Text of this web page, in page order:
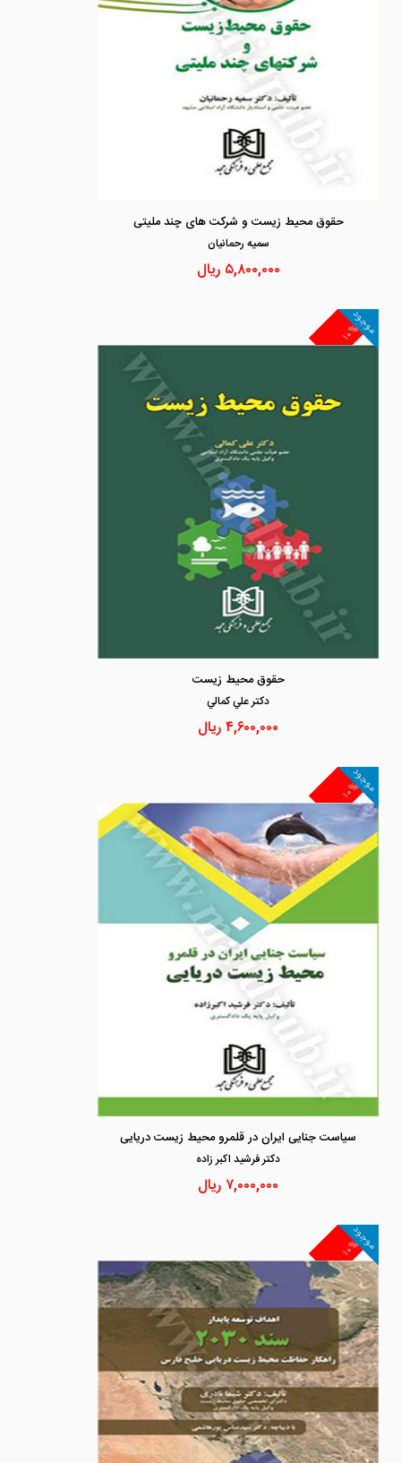
حقوق محیط زیست و شرکت های چند ملیتی
سميه رحمانيان
۵,۸۰۰,۰۰۰ ریال
۱۰%
موجود
حقوق محیط زیست
دكتر علي كمالي
۴,۶۰۰,۰۰۰ریال
۱۰%
موجود
سیاست جنایی ایران در قلمرو محیط زیست دریایی
دكتر فرشيد اكبر زاده
۷,۰۰۰,۰۰۰ ریال
۱۰%
موجود